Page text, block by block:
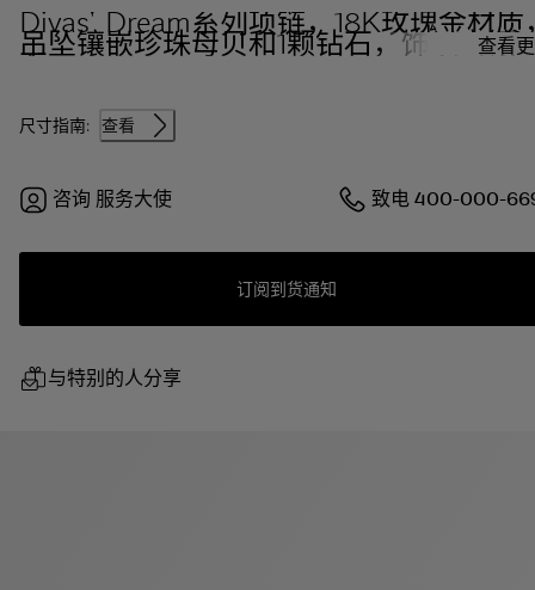
Divas' Dream系列项链，18K玫瑰金材质
吊坠镶嵌珍珠母贝和1颗钻石，饰以密镶
石。 查看
尺寸指南: 查看
咨询 服务大使 致电400-000-
订阅到货通知
与特别的人分享